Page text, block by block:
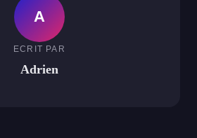
A
ECRIT PAR
Adrien